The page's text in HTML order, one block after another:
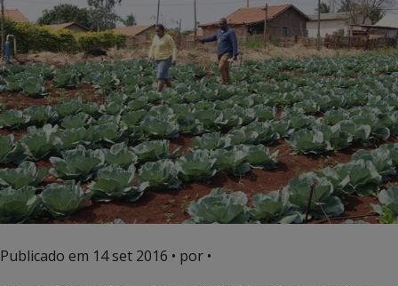
Publicado em 14 set 2016 • por •